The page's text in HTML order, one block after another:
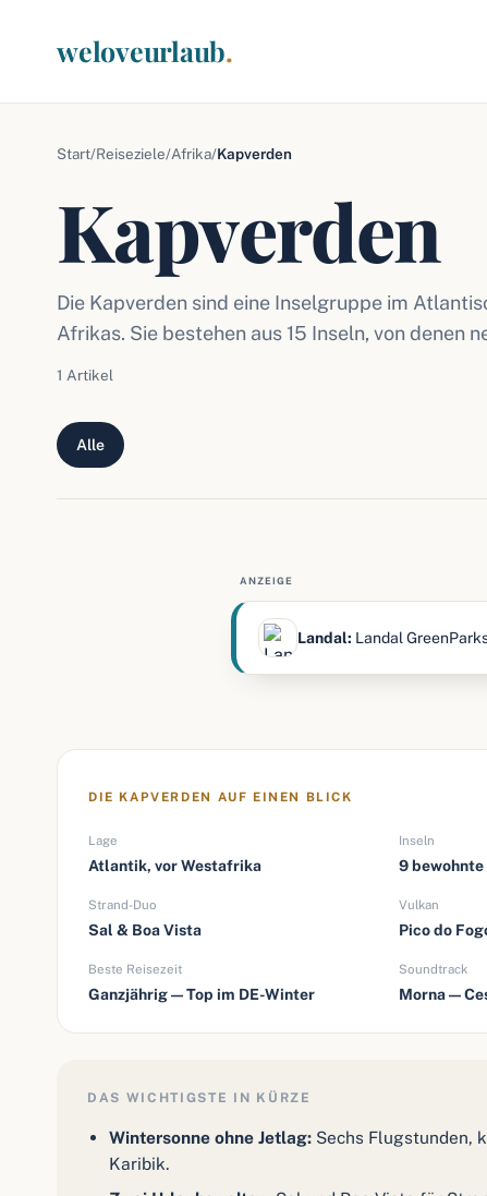
weloveurlaub.
Start/Reiseziele/Afrika/Kapverden
Kapverden
Die Kapverden sind eine Inselgruppe im
Afrikas. Sie bestehen aus 15 Inseln, von denen
1 Artikel
Alle
ANZEIGE
Landal: Landal
DIE KAPVERDEN AUF EINEN BLICK
Lage
Atlantik, vor Westafrika
Inseln
9
Strand-Duo
Sal & Boa Vista
Vulkan
Pico do
Beste Reisezeit
Ganzjährig — Top im DE-Winter
Soundtrack
Morna —
DAS WICHTIGSTE IN KÜRZE
Wintersonne ohne Jetlag: Sechs Flugstunden,
Karibik.